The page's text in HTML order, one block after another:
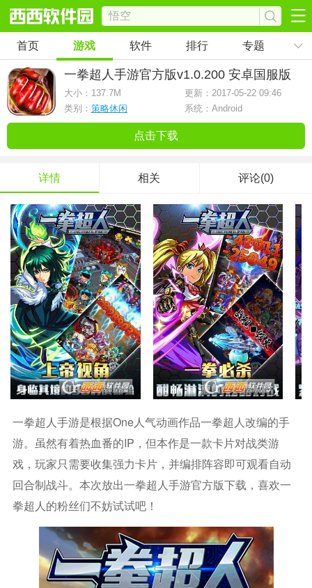
首页 游戏 软件 排行 专题
一拳超人手游官方版v1.0.200 安卓国服版
大小： 137.7M
更新：2017-05-22 09:46
类别： 策略休闲 系统：Android
点击下载
详情 相关 评论(0)
一拳超人手游是根据one人气动画作品一拳超人改编的手
游。虽然有着热血番的IP，但本作是一款卡片对战类游
戏，玩家只需要收集强力卡片，并编排阵容即可观看自动
回合制战斗。本次放出一拳超人手游官方版下载，喜欢一
拳超人的粉丝们不妨试试吧！